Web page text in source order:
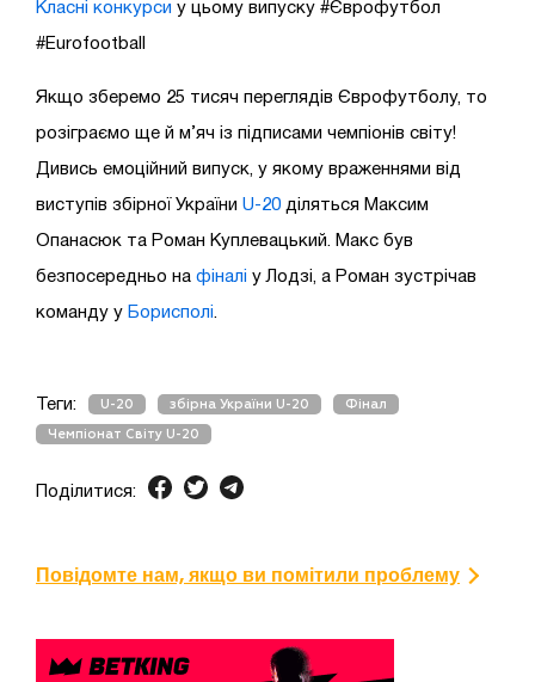
Класні конкурси у цьому випуску #Єврофутбол
#Eurofootball
Якщо зберемо 25 тисяч переглядів Єврофутболу, то
розіграємо ще й м’яч із підписами чемпіонів світу!
Дивись емоційний випуск, у якому враженнями від
виступів збірної України U-20 діляться Максим
Опанасюк та Роман Куплевацький. Макс був
безпосередньо на фіналі у Лодзі, а Роман зустрічав
команду у Борисполі
Теги: U-20 збірна України U-20 Фінал
Чемпіонат Світу U-20
Поділитися:
Повідомте нам, якщо ви помітили проблему